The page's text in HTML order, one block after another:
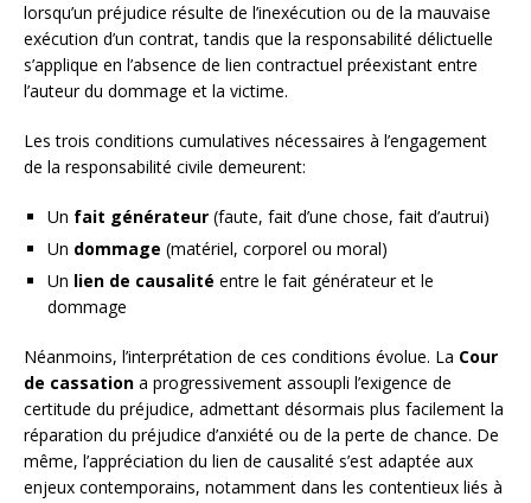
lorsqu’un préjudice résulte de l’inexécution ou de la mauvaise
exécution d’un contrat, tandis que la responsabilité délictuelle
s’applique en l’absence de lien contractuel préexistant entre
l’auteur du dommage et la victime.
Les trois conditions cumulatives nécessaires à l’engagement
de la responsabilité civile demeurent:
Un fait générateur (faute, fait d’une chose, fait d’autrui)
Un dommage (matériel, corporel ou moral)
Un lien de causalité entre le fait générateur et le
dommage
Néanmoins, l’interprétation de ces conditions évolue. La Cour
de cassation a progressivement assoupli l’exigence de
certitude du préjudice, admettant désormais plus facilement la
réparation du préjudice d’anxiété ou de la perte de chance. De
même, l’appréciation du lien de causalité s’est adaptée aux
enjeux contemporains, notamment dans les contentieux liés à